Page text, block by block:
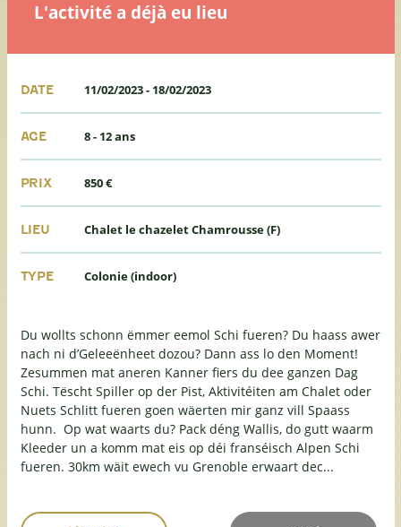
L'activité a déjà eu lieu
DATE 11/02/2023- 18/02/2023
AGE 8 - 12 ans
PRIX 850 €
LIEU Chalet le chazelet Chamrousse (F)
TYPE Colonie (indoor)
Du wollts schonn ëmmer eemol Schi fueren? Du haass awer
nach ni d’Geleeënheet dozou? Dann ass lo den Moment!
Zesummen mat aneren Kanner fiers du dee ganzen Dag
Schi. Tëscht Spiller op der Pist, Aktivitéiten am Chalet oder
Nuets Schlitt fueren goen wäerten mir ganz vill Spaass
hunn. Op wat waarts du? Pack déng Wallis, do gutt waarm
Kleeder un a komm mat eis op déi franséisch Alpen Schi
fueren. 30km wäit ewech vu Grenoble erwaart dec...